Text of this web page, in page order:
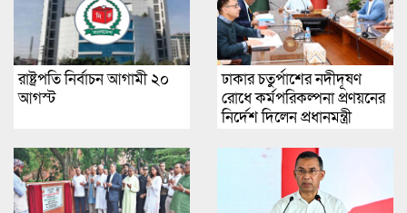
রাষ্ট্রপতি নির্বাচন আগামী ২০
আগস্ট
ঢাকার চতুর্পাশের নদীদূষণ
রোধে কর্মপরিকল্পনা প্রণয়নের
নির্দেশ দিলেন প্রধানমন্ত্রী